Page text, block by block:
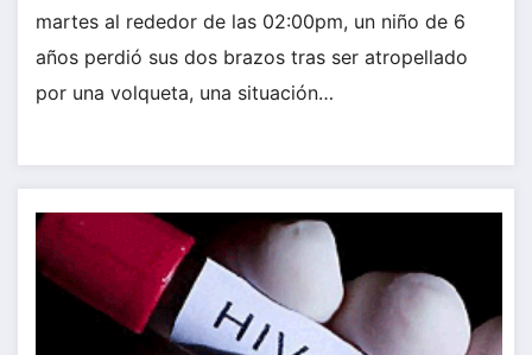
martes al rededor de las 02:00pm, un niño de 6
años perdió sus dos brazos tras ser atropellado
por una volqueta, una situación…